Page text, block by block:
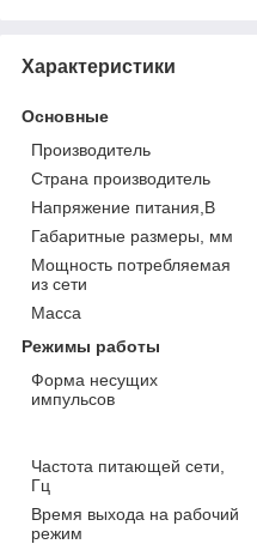
Характеристики
Основные
Производитель
Страна производитель
Напряжение питания,В
Габаритные размеры, мм
Мощность потребляемая
из сети
Масса
Режимы работы
Форма несущих
импульсов
Частота питающей сети,
Гц
Время выхода на рабочий
режим